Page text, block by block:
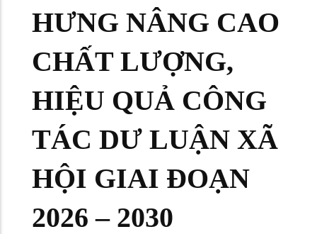
HƯNG NÂNG CAO
CHẤT LƯỢNG,
HIỆU QUẢ CÔNG
TÁC DƯ LUẬN XÃ
HỘI GIAI ĐOẠN
2026 – 2030